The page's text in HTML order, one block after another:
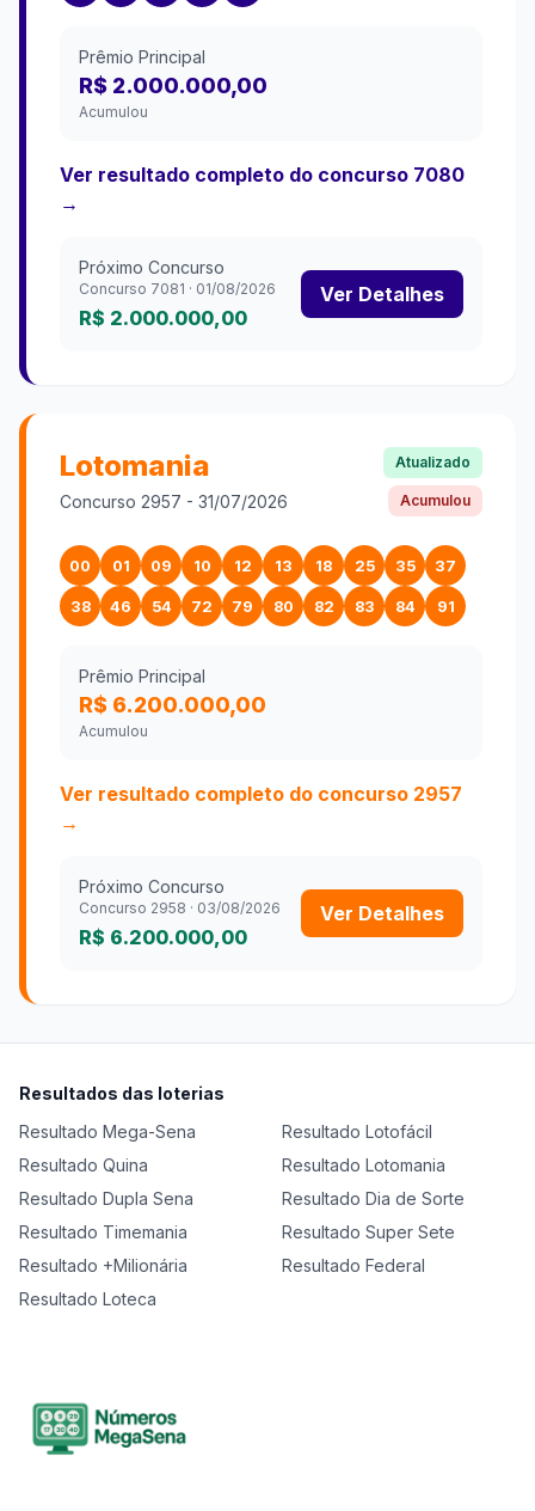
Prêmio Principal
R$ 2.000.000,00
Acumulou
Ver resultado completo do concurso 7080
→
Próximo Concurso
Concurso 7081 · 01/08/2026
R$ 2.000.000,00
Ver Detalhes
Lotomania
Concurso 2957 - 31/07/2026
Atualizado
Acumulou
00 01 09 10 12 13 18 25 35 37
38 46 54 72 79 80 82 83 84 91
Prêmio Principal
R$ 6.200.000,00
Acumulou
Ver resultado completo do concurso 2957
→
Próximo Concurso
Concurso 2958 · 03/08/2026
R$ 6.200.000,00
Ver Detalhes
Resultados das loterias
Resultado Mega-Sena Resultado Lotofácil
Resultado Quina Resultado Lotomania
Resultado Dupla Sena Resultado Dia de Sorte
Resultado Timemania Resultado Super Sete
Resultado +Milionária Resultado Federal
Resultado Loteca